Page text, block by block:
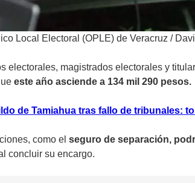
Local Electoral (OPLE) de Veracruz /
electorales, magistrados electorales y
este año asciende a 134 mil 290 pesos.
de Tamiahua tras fallo de tribunales:
como el seguro de separación,
concluir su encargo.